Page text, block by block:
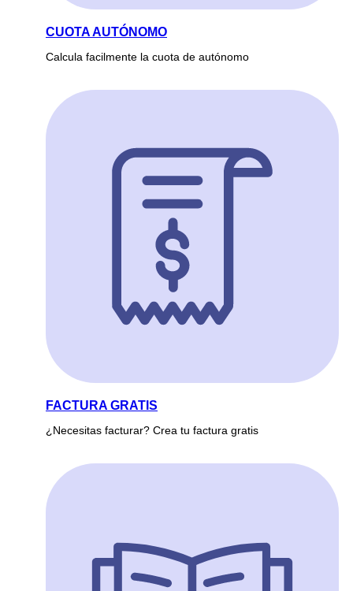
CUOTA AUTÓNOMO
Calcula facilmente la cuota de autónomo
FACTURA GRATIS
¿Necesitas facturar? Crea tu factura gratis